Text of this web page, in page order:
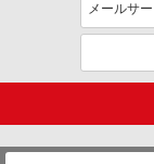
メールサ